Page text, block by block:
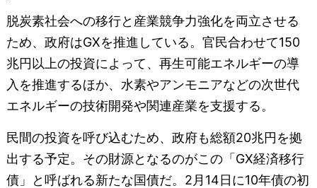
脱炭素社会への移行と産業競争力強化を両立させる
ため、政府はGXを推進している。官民合わせて150
兆円以上の投資によって、再生可能エネルギーの導
入を推進するほか、水素やアンモニアなどの次世代
エネルギーの技術開発や関連産業を支援する。
民間の投資を呼び込むため、政府も総額20兆円を拠
出する予定。その財源となるのがこの「GX経済移行
債」と呼ばれる新たな国債だ。2月14日に10年債の初